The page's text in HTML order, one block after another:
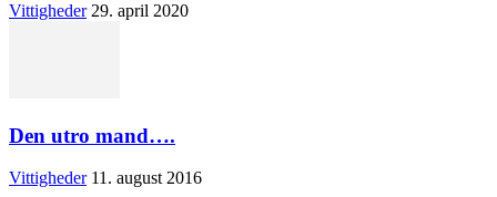
Vittigheder 29. april 2020
Den utro mand….
Vittigheder 11. august 2016